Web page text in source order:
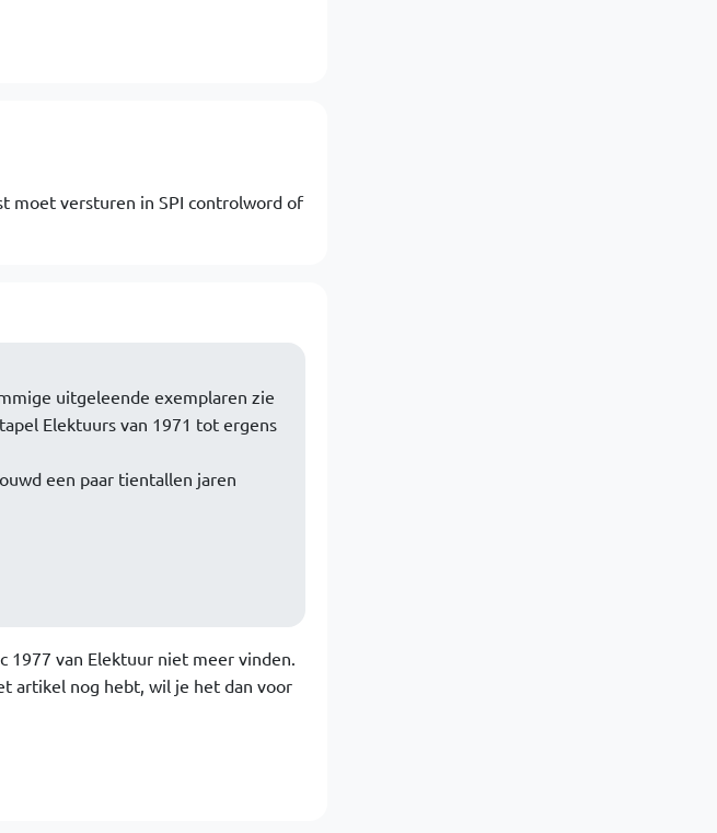
moet versturen in SPI controlword of
uitgeleende exemplaren zie
Elektuurs van 1971 tot ergens
een paar tientallen jaren
1977 van Elektuur niet meer vinden.
artikel nog hebt, wil je het dan voor